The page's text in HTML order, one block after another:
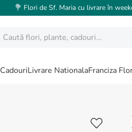
💐 Flori de Sf. Maria cu livrare în
CadouriLivrare NationalaFranciza